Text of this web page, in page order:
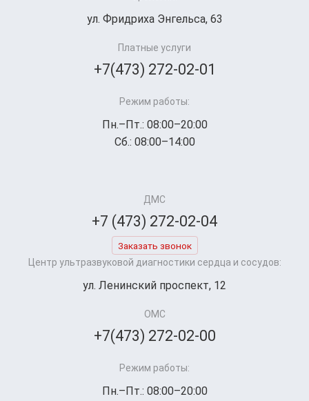
ул. Фридриха Энгельса, 63
Платные услуги
+7(473) 272-02-01
Режим работы:
Пн.–Пт.: 08:00–20:00
Сб.: 08:00–14:00
ДМС
+7 (473) 272-02-04
Заказать звонок
Центр ультразвуковой диагностики сердца и сосудов:
ул. Ленинский проспект, 12
ОМС
+7(473) 272-02-00
Режим работы:
Пн.–Пт.: 08:00–20:00